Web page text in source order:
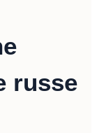
russe